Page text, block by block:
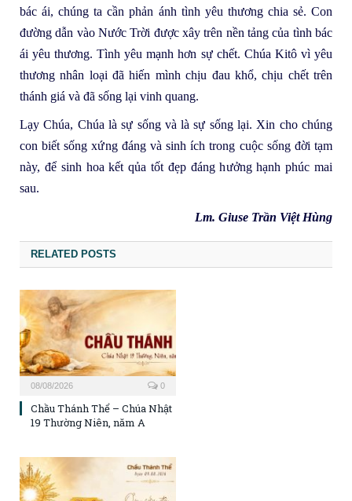
bác ái, chúng ta cần phản ánh tình yêu thương chia sẻ. Con
đường dẫn vào Nước Trời được xây trên nền tảng của tình bác
ái yêu thương. Tình yêu mạnh hơn sự chết. Chúa Kitô vì yêu
thương nhân loại đã hiến mình chịu đau khổ, chịu chết trên
thánh giá và đã sống lại vinh quang.
Lạy Chúa, Chúa là sự sống và là sự sống lại. Xin cho chúng
con biết sống xứng đáng và sinh ích trong cuộc sống đời tạm
này, để sinh hoa kết qủa tốt đẹp đáng hưởng hạnh phúc mai
sau.
Lm. Giuse Trần Việt Hùng
RELATED POSTS
08/08/2026 0
Chầu Thánh Thể – Chúa Nhật
19 Thường Niên, năm A